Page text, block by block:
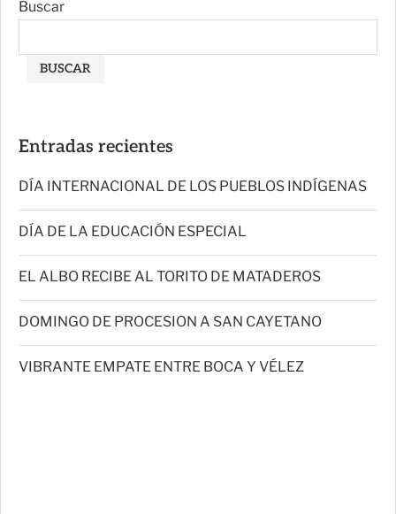
Buscar
BUSCAR
Entradas recientes
DÍA INTERNACIONAL DE LOS PUEBLOS INDÍGENAS
DÍA DE LA EDUCACIÓN ESPECIAL
EL ALBO RECIBE AL TORITO DE MATADEROS
DOMINGO DE PROCESION A SAN CAYETANO
VIBRANTE EMPATE ENTRE BOCA Y VÉLEZ